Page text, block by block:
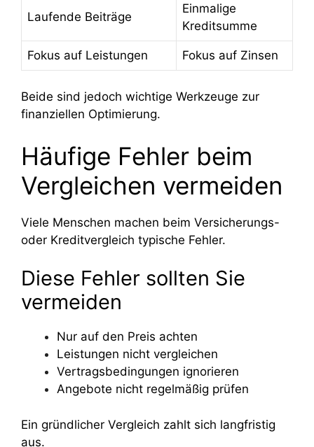
Laufende Beiträge
Einmalige
Kreditsumme
Fokus auf Leistungen Fokus auf Zinsen
Beide sind jedoch wichtige Werkzeuge zur
finanziellen Optimierung.
Häufige Fehler beim
Vergleichen vermeiden
Viele Menschen machen beim Versicherungs-
oder Kreditvergleich typische Fehler.
Diese Fehler sollten Sie
vermeiden
Nur auf den Preis achten
Leistungen nicht vergleichen
Vertragsbedingungen ignorieren
Angebote nicht regelmäßig prüfen
Ein gründlicher Vergleich zahlt sich langfristig
aus.